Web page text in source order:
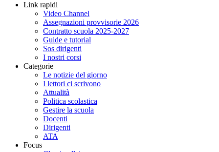
Link rapidi
Video Channel
Assegnazioni provvisorie 2026
Contratto scuola 2025-2027
Guide e tutorial
Sos dirigenti
I nostri corsi
Categorie
Le notizie del giorno
I lettori ci scrivono
Attualità
Politica scolastica
Gestire la scuola
Docenti
Dirigenti
ATA
Focus